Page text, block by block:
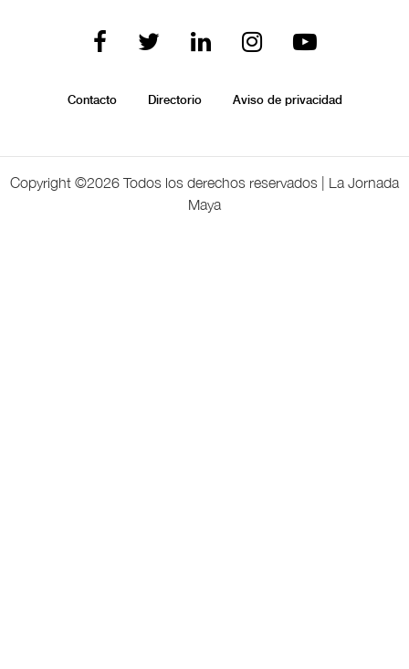
Contacto Directorio Aviso de privacidad
Copyright ©2026 Todos los derechos reservados | La Jornada
Maya